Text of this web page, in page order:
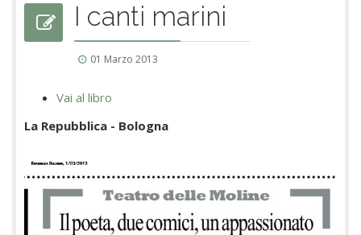
I canti marini
01 Marzo 2013
Vai al libro
La Repubblica - Bologna